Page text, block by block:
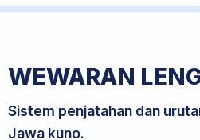
WEWARAN
Sistem penjatahan dan
Jawa kuno.